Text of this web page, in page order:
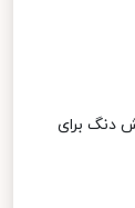
دنگ برای